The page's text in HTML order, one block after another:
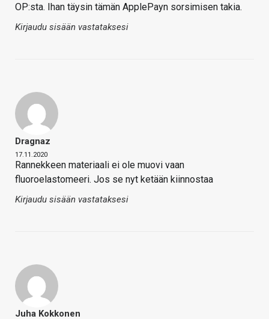
OP:sta. Ihan täysin tämän ApplePayn sorsimisen takia.
Kirjaudu sisään vastataksesi
Dragnaz
17.11.2020
Rannekkeen materiaali ei ole muovi vaan
fluoroelastomeeri. Jos se nyt ketään kiinnostaa
Kirjaudu sisään vastataksesi
Juha Kokkonen